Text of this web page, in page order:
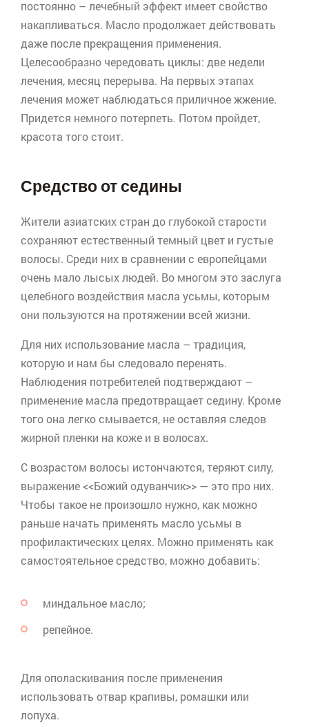
постоянно – лечебный эффект имеет свойство
накапливаться. Масло продолжает действовать
даже после прекращения применения.
Целесообразно чередовать циклы: две недели
лечения, месяц перерыва. На первых этапах
лечения может наблюдаться приличное жжение.
Придется немного потерпеть. Потом пройдет,
красота того стоит.
Средство от седины
Жители азиатских стран до глубокой старости
сохраняют естественный темный цвет и густые
волосы. Среди них в сравнении с европейцами
очень мало лысых людей. Во многом это заслуга
целебного воздействия масла усьмы, которым
они пользуются на протяжении всей жизни.
Для них использование масла – традиция,
которую и нам бы следовало перенять.
Наблюдения потребителей подтверждают –
применение масла предотвращает седину. Кроме
того она легко смывается, не оставляя следов
жирной пленки на коже и в волосах.
С возрастом волосы истончаются, теряют силу,
выражение <<Божий одуванчик>> — это про них.
Чтобы такое не произошло нужно, как можно
раньше начать применять маслоусьмы в
профилактических целях. Можно применять как
самостоятельное средство, можно добавить:
миндальное масло;
репейное.
Для ополаскивания после применения
использовать отвар крапивы, ромашки или
лопуха.